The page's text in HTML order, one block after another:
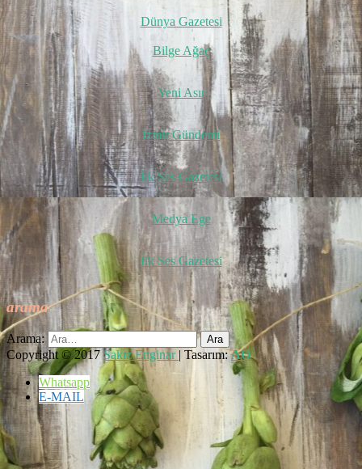
Dünya Gazetesi
Bilge Ağaç
Yeni Asır
İzmir Gündemi
İlk Ses Gazetesi
Medya Ege
İlk Ses Gazetesi
arama
Arama:
Copyright © 2017 Sakız Enginar | Tasarım:AO
Whatsapp
E-MAIL